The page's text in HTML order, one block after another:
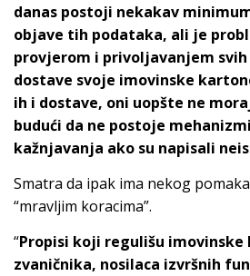
danas postoji nekakav
objave tih podataka, ali je
provjerom i privoljavanjem
dostave svoje imovinske
ih i dostave, oni uopšte ne
budući da ne postoje
kažnjavanja ako su napisali
Smatra da ipak ima nekog
“mravljim koracima”.
“Propisi koji regulišu
zvaničnika, nosilaca izvršnih